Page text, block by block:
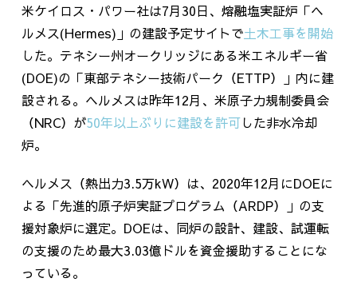
米ケイロス・パワー社は7月30日、熔融塩実証炉「ヘ
ルメス(Hermes) 」の建設予定サイトで土木工事を開始
した。テネシー州オークリッジにある米エネルギー省
(DOE)の「東部テネシー技術パーク（ETTP）」内に建
設される。ヘルメスは昨年12月、米原子力規制委員会
（NRC）が50年以上ぶりに建設を許可した非水冷却
炉。
ヘルメス（熱出力3.5万kW）は、2020年12月にDOEに
よる「先進的原子炉実証プログラム（ARDP）」の支
援対象炉に選定。 DOEは、同炉の設計、建設、試運転
の支援のため最大3.03億ドルを資金援助することにな
っている。